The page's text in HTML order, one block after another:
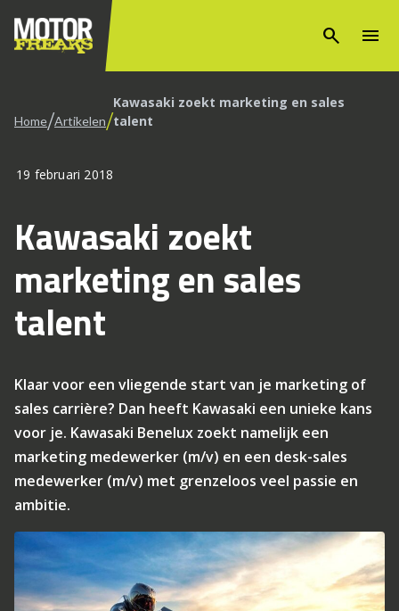
search menu
Home/Artikelen/Kawasaki zoekt marketing en sales
talent
19 februari 2018
Kawasaki zoekt
marketing en sales
talent
Klaar voor een vliegende start van je marketing of
sales carrière? Dan heeft Kawasaki een unieke kans
voor je. Kawasaki Benelux zoekt namelijk een
marketing medewerker (m/v) en een desk-sales
medewerker (m/v) met grenzeloos veel passie en
ambitie.